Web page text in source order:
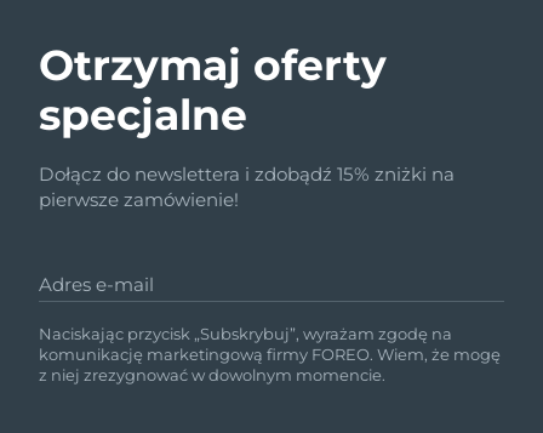
Otrzymaj oferty
specjalne
Dołącz do newslettera i zdobądź 15% zniżki na
pierwsze zamówienie!
Adres e-mail
Naciskając przycisk „Subskrybuj”, wyrażam zgodę na
komunikację marketingową firmy FOREO. Wiem, że mogę
z niej zrezygnować w dowolnym momencie.